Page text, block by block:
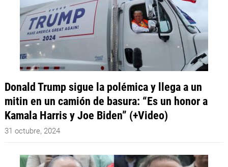
Donald Trump sigue la polémica y llega a un
mitin en un camión de basura: “Es un honor a
Kamala Harris y Joe Biden” (+Video)
31 octubre, 2024